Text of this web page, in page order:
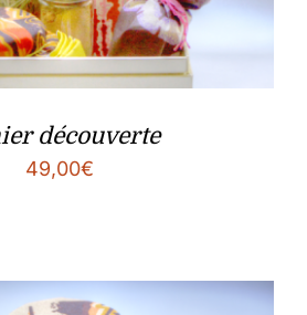
découverte
49,00€